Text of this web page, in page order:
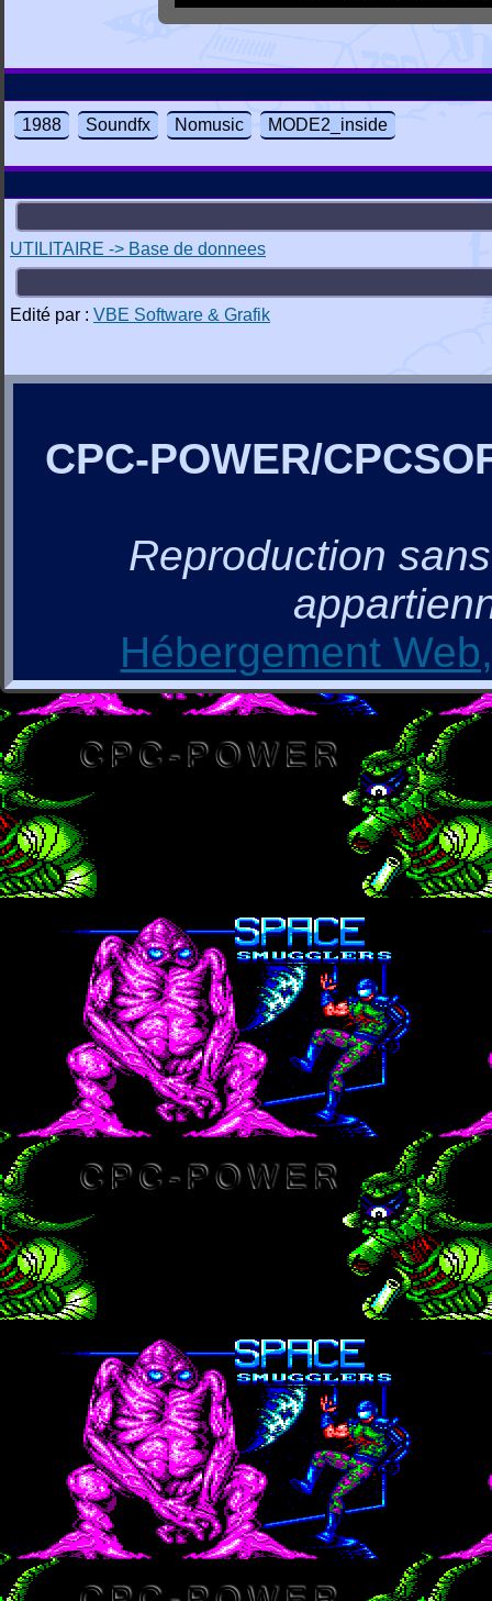
1988 Soundfx Nomusic MODE2_inside
UTILITAIRE -> Base de donnees
Edité par : VBE Software & Grafik
CPC-POWER/
Reproduction
Hébergement